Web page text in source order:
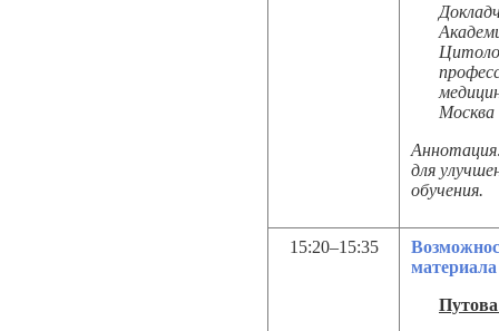
Москва
для
обучения.
15:20–15:35
материала